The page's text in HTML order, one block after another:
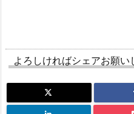
よろしければシェアお願い